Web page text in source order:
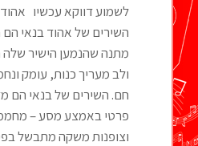
לשמוע דווקא עכשיו
השירים של אהוד בנאי הם
מתנה שהנמען הישיר
ולב מעריך כנות, עומק
חם. השירים של בנאי הם
פרטי באמצע מסע –
וצופנות משקה מתבשל